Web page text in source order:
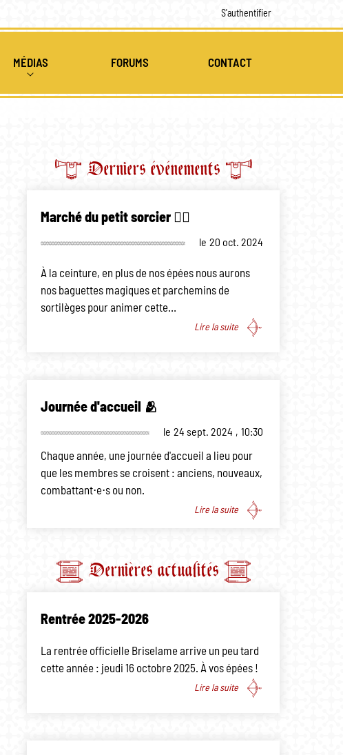
S'authentifier
MÉDIAS FORUMS CONTACT
Derniers événements
Marché du petit sorcier 🧙‍♂️
le 20 oct. 2024
À la ceinture, en plus de nos épées nous aurons
nos baguettes magiques et parchemins de
sortilèges pour animer cette…
Lire la suite
Journée d'accueil 🫂
le 24 sept. 2024 , 10:30
Chaque année, une journée d'accueil a lieu pour
que les membres se croisent : anciens, nouveaux,
combattant⋅e⋅s ou non.
Lire la suite
Dernières actualités
Rentrée 2025-2026
La rentrée officielle Briselame arrive un peu tard
cette année : jeudi 16 octobre 2025. À vos épées !
Lire la suite